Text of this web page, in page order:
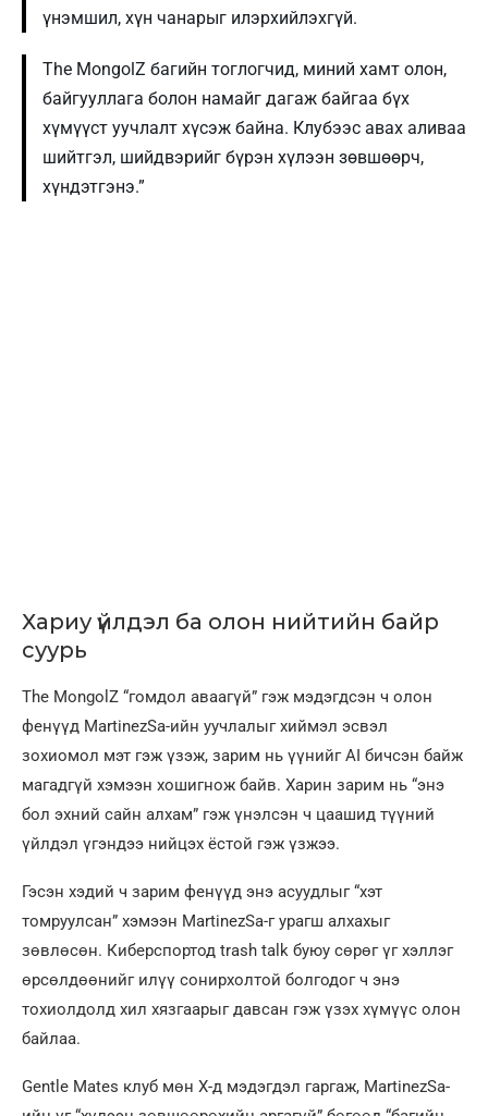
үнэмшил, хүн чанарыг илэрхийлэхгүй.
The MongolZ багийн тоглогчид, миний хамт олон,
байгууллага болон намайг дагаж байгаа бүх
хүмүүст уучлалт хүсэж байна. Клубээс авах аливаа
шийтгэл, шийдвэрийг бүрэн хүлээн зөвшөөрч,
хүндэтгэнэ.”
Хариу үйлдэл ба олон нийтийн байр
суурь
The MongolZ “гомдол аваагүй” гэж мэдэгдсэн ч олон
фенүүд MartinezSa-ийн уучлалыг хиймэл эсвэл
зохиомол мэт гэж үзэж, зарим нь үүнийг AI бичсэн байж
магадгүй хэмээн хошигнож байв. Харин зарим нь “энэ
бол эхний сайн алхам” гэж үнэлсэн ч цаашид түүний
үйлдэл үгэндээ нийцэх ёстой гэж үзжээ.
Гэсэн хэдий ч зарим фенүүд энэ асуудлыг “хэт
томруулсан” хэмээн MartinezSa-г урагш алхахыг
зөвлөсөн. Киберспортод trash talk буюу сөрөг үг хэллэг
өрсөлдөөнийг илүү сонирхолтой болгодог ч энэ
тохиолдолд хил хязгаарыг давсан гэж үзэх хүмүүс олон
байлаа.
Gentle Mates клуб мөн X-д мэдэгдэл гаргаж, MartinezSa-